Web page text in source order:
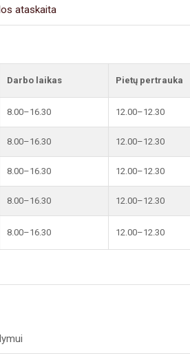
ataskaita
Darbo laikas Pietų pertrauka
8.00–16.30 12.00–12.30
8.00–16.30 12.00–12.30
8.00–16.30 12.00–12.30
8.00–16.30 12.00–12.30
8.00–16.30 12.00–12.30